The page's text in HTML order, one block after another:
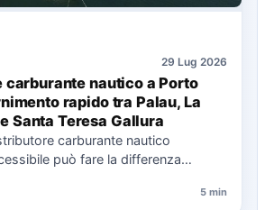
29 Lug 2026
carburante nautico a Porto
rapido tra Palau, La
Santa Teresa Gallura
carburante nautico
può fare la differenza
5 min